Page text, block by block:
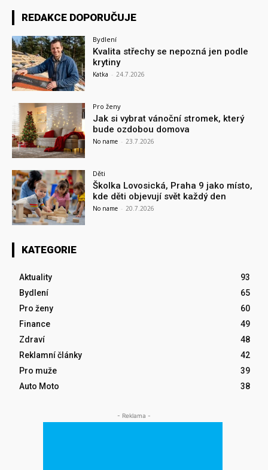
REDAKCE DOPORUČUJE
Bydlení
Kvalita střechy se nepozná jen podle
krytiny
Katka - 24.7.2026
Pro ženy
Jak si vybrat vánoční stromek, který
bude ozdobou domova
No name - 23.7.2026
Děti
Školka Lovosická, Praha 9 jako místo,
kde děti objevují svět každý den
No name - 20.7.2026
KATEGORIE
Aktuality
93
Bydlení
65
Pro ženy
60
Finance
49
Zdraví
48
Reklamní články
42
Pro muže
39
Auto Moto
38
- Reklama -